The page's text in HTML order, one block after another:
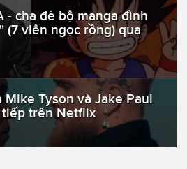
- cha đẻ bộ manga đình
(7 viên ngọc rồng) qua
Mike Tyson và Jake Paul
trên Netflix